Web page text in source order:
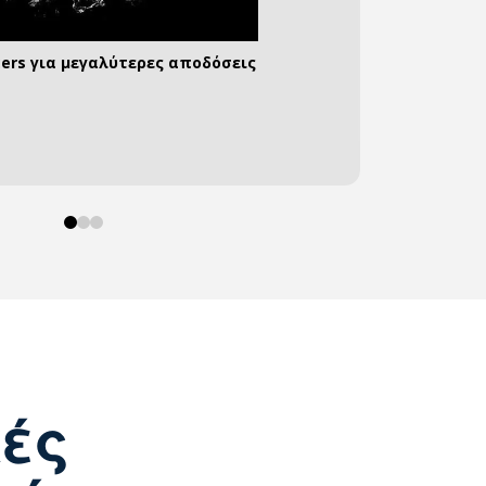
για μεγαλύτερες αποδόσεις
0 1 2